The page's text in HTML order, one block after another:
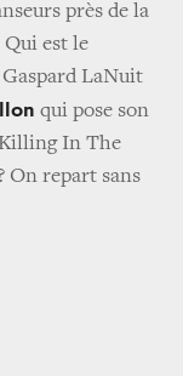
près de la
Qui est le
LaNuit
qui pose son
In The
On repart sans